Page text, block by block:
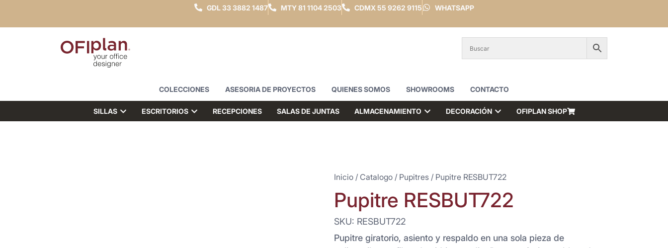
GDL33 3882 1487 MTY81 1104 2503 CDMX 55 9262 9115 WHATSAPP
COLECCIONES ASESORIA DE PROYECTOS QUIENES SOMOS SHOWROOMS CONTACTO
SILLAS ESCRITORIOS RECEPCIONES SALAS DE JUNTAS ALMACENAMIENTO DECORACIÓN OFIPLAN SHOP
Inicio / Catalogo / Pupitres / Pupitre RESBUT722
Pupitre RESBUT722
SKU: RESBUT722
Pupitre giratorio, asiento y respaldo en una sola pieza de